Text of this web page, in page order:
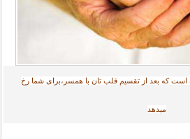
است که بعد از تقسیم قلب تان با همسر،برای شما رخ
میدهد